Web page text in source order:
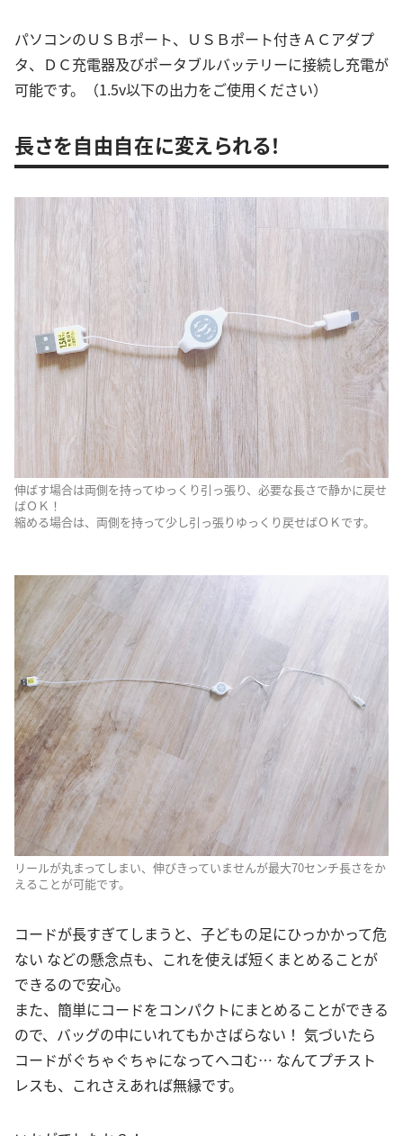
パソコンのＵＳＢポート、ＵＳＢポート付きＡＣアダプ
タ、ＤＣ充電器及びポータブルバッテリーに接続し充電が
可能です。（1.5v以下の出力をご使用ください）
長さを自由自在に変えられる！
伸ばす場合は両側を持ってゆっくり引っ張り、必要な長さで静かに戻せ
ばＯＫ！
縮める場合は、両側を持って少し引っ張りゆっくり戻せばＯＫです。
リールが丸まってしまい、伸びきっていませんが最大70センチ長さをか
えることが可能です。
コードが長すぎてしまうと、子どもの足にひっかかって危
ない などの懸念点も、これを使えば短くまとめることが
できるので安心。
また、簡単にコードをコンパクトにまとめることができる
ので、バッグの中にいれてもかさばらない！ 気づいたら
コードがぐちゃぐちゃになってヘコむ… なんてプチスト
レスも、これさえあれば無縁です。